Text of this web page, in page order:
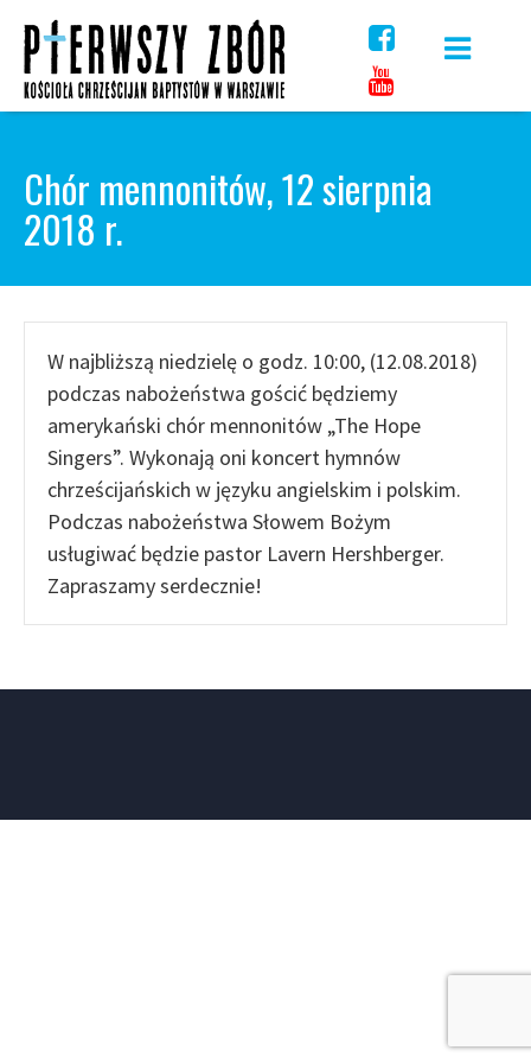
content
Chór mennonitów, 12 sierpnia
2018 r.
W najbliższą niedzielę o godz. 10:00, (12.08.2018)
podczas nabożeństwa gościć będziemy
amerykański chór mennonitów „The Hope
Singers”. Wykonają oni koncert hymnów
chrześcijańskich w języku angielskim i polskim.
Podczas nabożeństwa Słowem Bożym
usługiwać będzie pastor Lavern Hershberger.
Zapraszamy serdecznie!